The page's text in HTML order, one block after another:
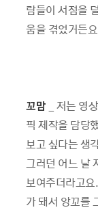
람들이 서점을
움을 겪었거든
꼬맘 _ 저는 영
픽 제작을 담당
보고 싶다는 생
그러던 어느 날
보여주더라고
가 돼서 앙꼬를